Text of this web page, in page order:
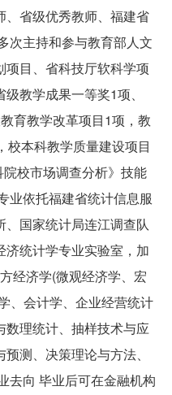
、省级优秀教师、福建省
次主持和参与教育部人文
目、省科技厅软科学项
教学成果一等奖1项、
育教学改革项目1项，教
校本科教学质量建设项目
校市场调查分析》技能
业依托福建省统计信息服
国家统计局连江调查队
统计学专业实验室，加
经济学(微观经济学、宏
、会计学、企业经营统计
数理统计、抽样技术与应
测、决策理论与方法、
去向 毕业后可在金融机构